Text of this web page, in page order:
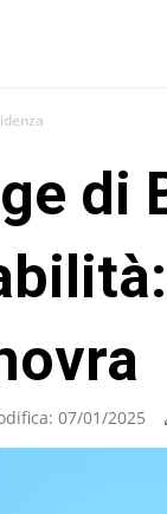
di
07/01/2025